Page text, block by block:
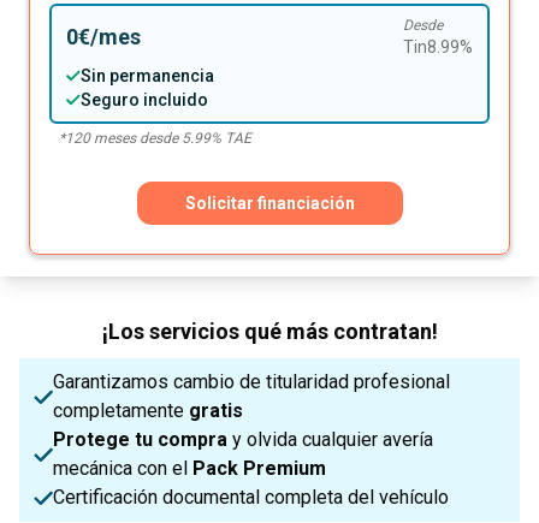
0€/mes Desde
Tin8.99%
Sin permanencia
Seguro incluido
*120meses desde 5.99% TAE
Solicitar financiación
¡Los servicios qué más contratan!
Garantizamos cambio de titularidad profesional
completamente gratis
Protege tu compra y olvida cualquier avería
mecánica con el Pack Premium
Certificación documental completa del vehículo